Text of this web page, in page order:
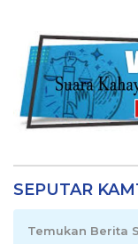
SEPUTAR
Temukan Berita